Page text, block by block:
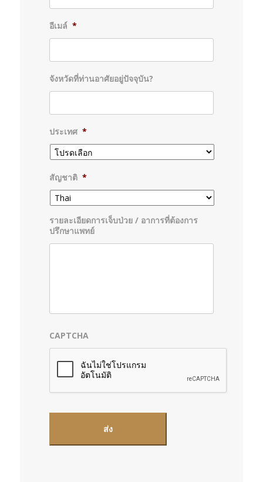
อีเมล์ *
จังหวัดที่ท่านอาศัยอยู่ปัจจุบัน?
ประเทศ *
สัญชาติ *
รายละเอียดการเจ็บป่วย / อาการที่ต้องการ
ปรึกษาแพทย์
CAPTCHA